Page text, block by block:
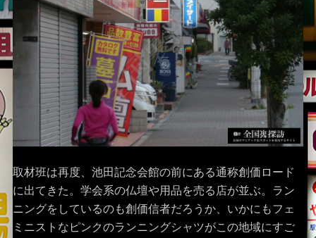
取材班は再度、池田記念会館の前にある通称創価ロード
に出てきた。学会系の仏壇や用品を売る店が並ぶ。ラン
ニングをしているのも創価信者だろうか、いかにもフェ
ミニストなピンクのランニングシャツがこの地域にすご